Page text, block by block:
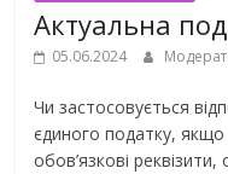
Актуальна
05.06.2024
Чи застосовується
єдиного податку, якщо
обов’язкові